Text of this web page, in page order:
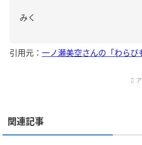
みく
引用元： 一ノ瀬美空さんの「わらび
関連記事